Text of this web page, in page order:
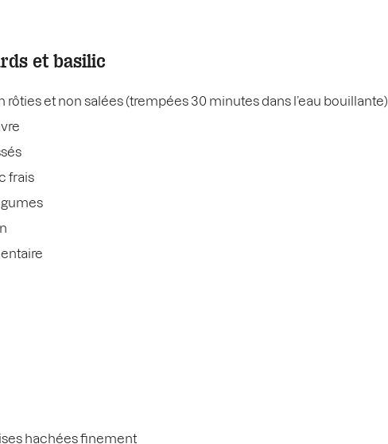
et basilic
rôties et non salées (trempées 30 minutes dans l’eau bouillante)
frais
hachées finement